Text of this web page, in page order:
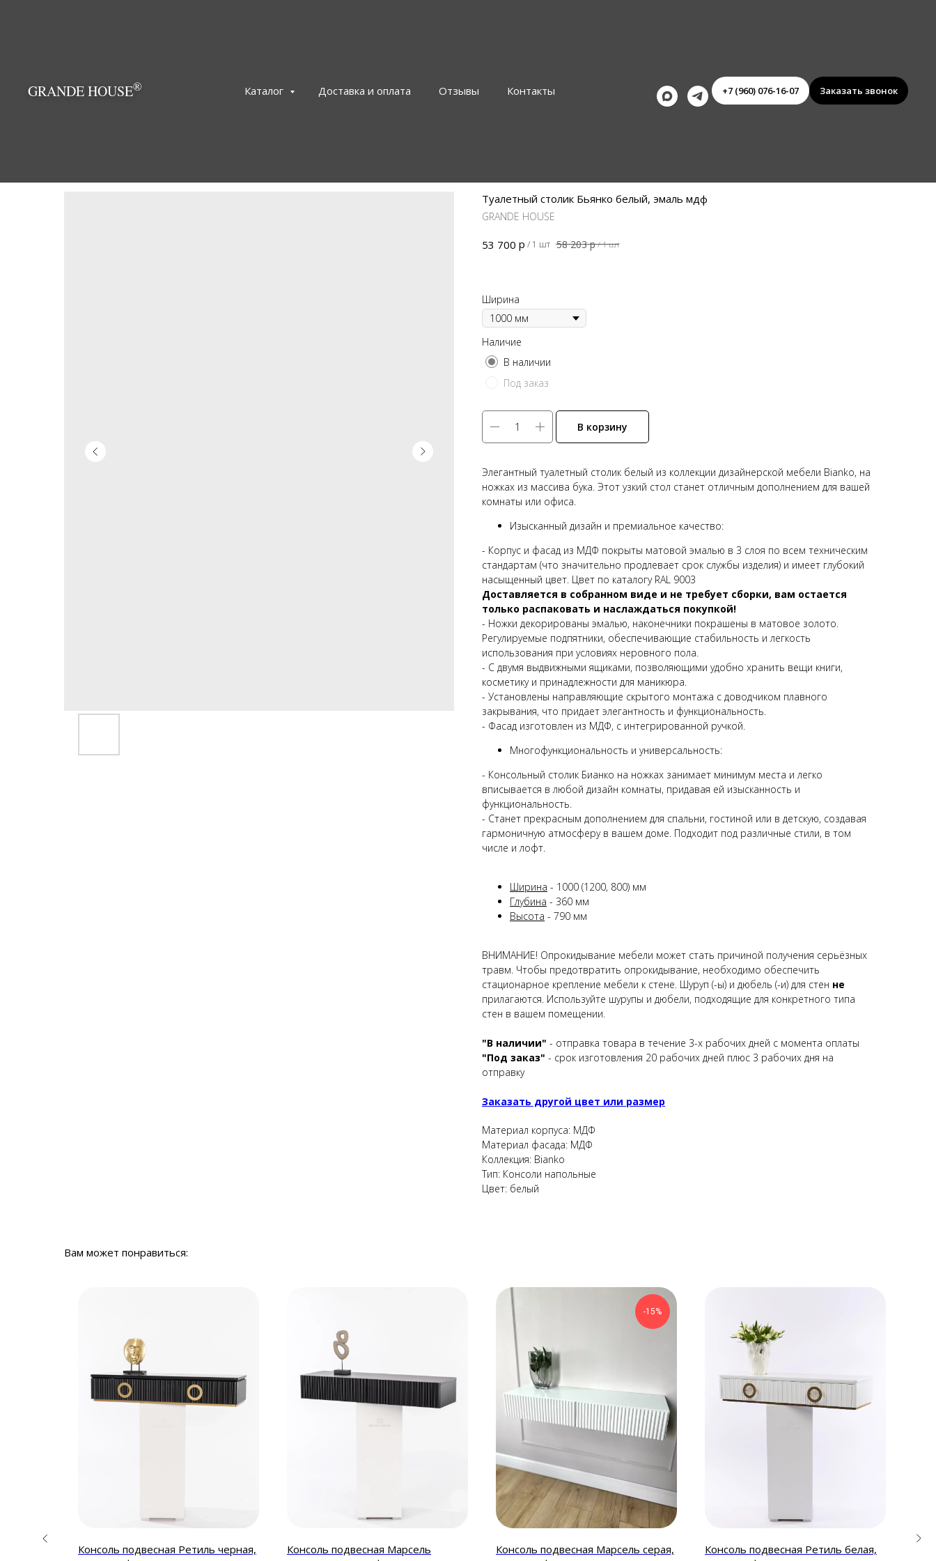
GRANDE HOUSE® Каталог Доставка и оплата Отзывы Контакты +7 (960) 076-16-07 Заказать звонок
← Вернуться назад → На главную
Туалетный столик Бьянко белый, эмаль мдф
GRANDE HOUSE
53 700 р / 1 шт 58 203 р / 1 шт
Ширина
Наличие
В наличии
Под заказ
В корзину
Элегантный туалетный столик белый из коллекции дизайнерской мебели Bianko, на
ножках из массива бука. Этот узкий стол станет отличным дополнением для вашей
комнаты или офиса.
Изысканный дизайн и премиальное качество:
- Корпус и фасад из МДФ покрыты матовой эмалью в 3 слоя по всем техническим
стандартам (что значительно продлевает срок службы изделия) и имеет глубокий
насыщенный цвет. Цвет по каталогу RAL 9003
Доставляется в собранном виде и не требует сборки, вам остается
только распаковать и наслаждаться покупкой!
- Ножки декорированы эмалью, наконечники покрашены в матовое золото.
Регулируемые подпятники, обеспечивающие стабильность и легкость
использования при условиях неровного пола.
- С двумя выдвижными ящиками, позволяющими удобно хранить вещи книги,
косметику и принадлежности для маникюра.
- Установлены направляющие скрытого монтажа с доводчиком плавного
закрывания, что придает элегантность и функциональность.
- Фасад изготовлен из МДФ, с интегрированной ручкой.
Многофункциональность и универсальность:
- Консольный столик Бианко на ножках занимает минимум места и легко
вписывается в любой дизайн комнаты, придавая ей изысканность и
функциональность.
- Станет прекрасным дополнением для спальни, гостиной или в детскую, создавая
гармоничную атмосферу в вашем доме. Подходит под различные стили, в том
числе и лофт.
Ширина - 1000 (1200, 800) мм
Глубина - 360 мм
Высота - 790 мм
ВНИМАНИЕ! Опрокидывание мебели может стать причиной получения серьёзных
травм. Чтобы предотвратить опрокидывание, необходимо обеспечить
стационарное крепление мебели к стене. Шуруп (-ы) и дюбель (-и) для стен не
прилагаются. Используйте шурупы и дюбели, подходящие для конкретного типа
стен в вашем помещении.
"В наличии" - отправка товара в течение 3-х рабочих дней с момента оплаты
"Под заказ" - срок изготовления 20 рабочих дней плюс 3 рабочих дня на
отправку
Заказать другой цвет или размер
Материал корпуса: МДФ
Материал фасада: МДФ
Коллекция: Bianko
Тип: Консоли напольные
Цвет: белый
Вам может понравиться:
Консоль подвесная Ретиль черная,
Консоль подвесная Марсель
-15%
Консоль подвесная Марсель серая,
Консоль подвесная Ретиль белая,